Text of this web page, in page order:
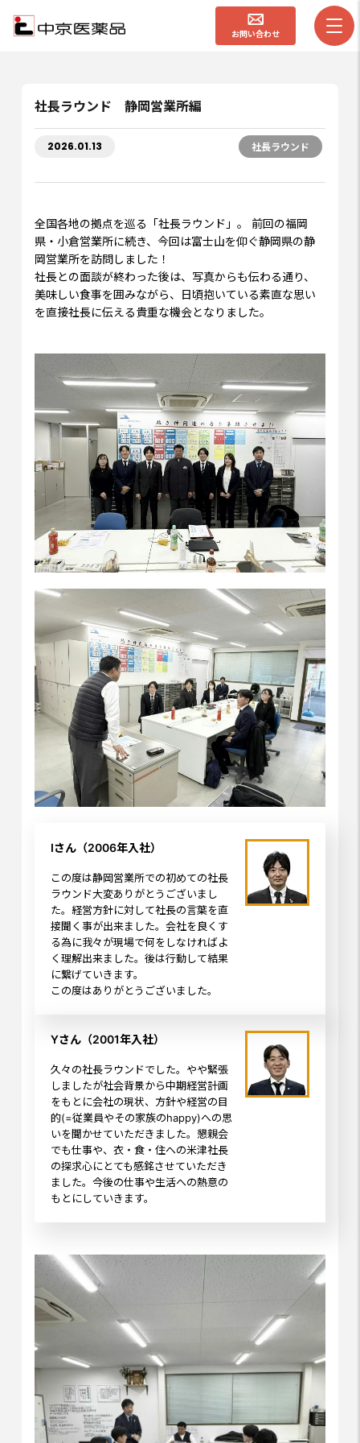
お問い合わせ
社長ラウンド 静岡営業所編
2026.01.13 社長ラウンド
全国各地の拠点を巡る「社長ラウンド」。 前回の福岡
県・小倉営業所に続き、今回は富士山を仰ぐ静岡県の静
岡営業所を訪問しました！
社長との面談が終わった後は、写真からも伝わる通り、
美味しい食事を囲みながら、日頃抱いている素直な思い
を直接社長に伝える貴重な機会となりました。
Iさん（2006年入社）
この度は静岡営業所での初めての社長
ラウンド大変ありがとうございまし
た。経営方針に対して社長の言葉を直
接聞く事が出来ました。会社を良くす
る為に我々が現場で何をしなければよ
く理解出来ました。後は行動して結果
に繋げていきます。
この度はありがとうございました。
Yさん（2001年入社）
久々の社長ラウンドでした。やや緊張
しましたが社会背景から中期経営計画
をもとに会社の現状、方針や経営の目
的(=従業員やその家族のhappy)への思
いを聞かせていただきました。懇親会
でも仕事や、衣・食・住への米津社長
の探求心にとても感銘させていただき
ました。今後の仕事や生活への熱意の
もとにしていきます。